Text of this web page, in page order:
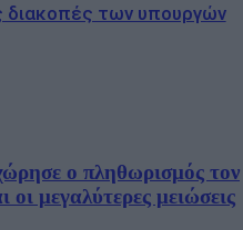
διακοπές των υπουργών
ο πληθωρισμός τον
οι μεγαλύτερες μειώσεις